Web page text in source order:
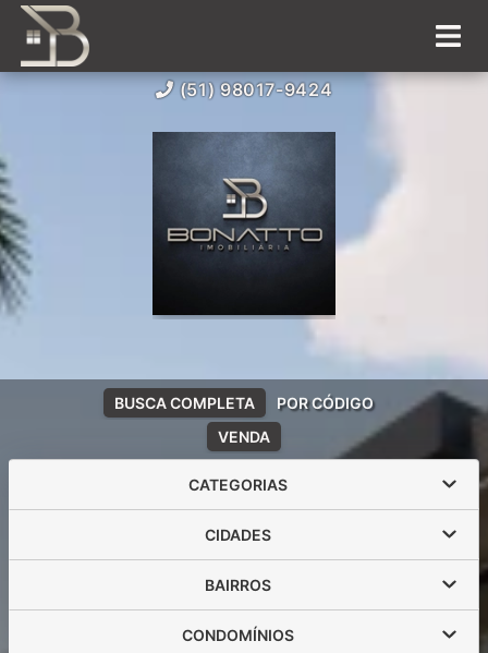
(51) 98017-9424
VENDA
BUSCA COMPLETA POR CÓDIGO
CATEGORIAS
CIDADES
BAIRROS
CONDOMÍNIOS